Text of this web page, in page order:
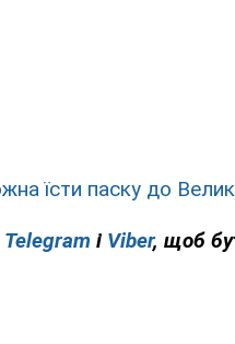
їсти паску до
Telegram і Viber, щоб